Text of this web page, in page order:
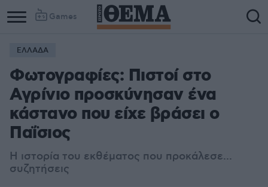
Games
ΕΛΛΑΔΑ
Φωτογραφίες: Πιστοί στο
Αγρίνιο προσκύνησαν ένα
κάστανο που είχε βράσει ο
Παΐσιος
Η ιστορία του εκθέματος που προκάλεσε...
συζητήσεις